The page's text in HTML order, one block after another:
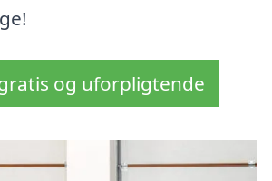
og uforpligtende